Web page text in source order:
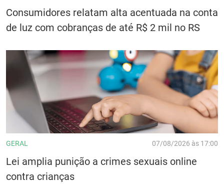
Consumidores relatam alta acentuada na conta
de luz com cobranças de até R$ 2 mil no RS
GERAL 07/08/2026 às 17:00
Lei amplia punição a crimes sexuais online
contra crianças